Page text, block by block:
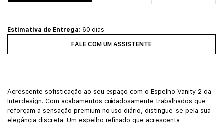
Estimativa de Entrega: 60 dias
FALE COM UM ASSISTENTE
Acrescente sofisticação ao seu espaço com o Espelho Vanity 2 da
Interdesign. Com acabamentos cuidadosamente trabalhados que
reforçam a sensação premium no uso diário, distingue-se pela sua
elegância discreta. Um espelho refinado que acrescenta